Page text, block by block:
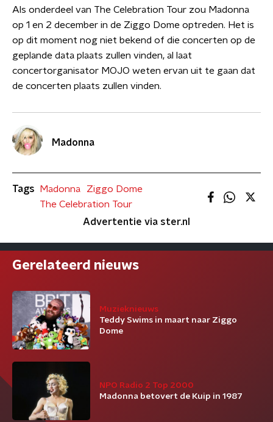
Als onderdeel van The Celebration Tour zou Madonna
op 1 en 2 december in de Ziggo Dome optreden. Het is
op dit moment nog niet bekend of die concerten op de
geplande data plaats zullen vinden, al laat
concertorganisator MOJO weten ervan uit te gaan dat
de concerten plaats zullen vinden.
Madonna
Tags Madonna
Ziggo Dome
The Celebration Tour
Advertentie via ster.nl
Gerelateerd nieuws
Muzieknieuws
Teddy Swims in maart naar Ziggo
Dome
NPO Radio 2 Top 2000
Madonna betovert de Kuip in 1987